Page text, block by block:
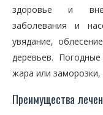
здоровье и
заболевания и
увядание,
деревьев.
жара или
Преимущества